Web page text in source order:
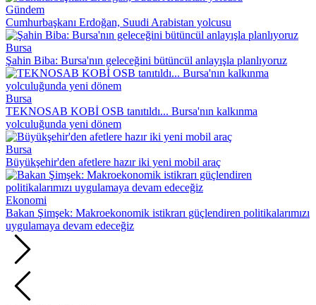
Gündem
Cumhurbaşkanı Erdoğan, Suudi Arabistan yolcusu
Bursa
Şahin Biba: Bursa'nın geleceğini bütüncül anlayışla planlıyoruz
Bursa
TEKNOSAB KOBİ OSB tanıtıldı... Bursa'nın kalkınma
yolculuğunda yeni dönem
Bursa
Büyükşehir'den afetlere hazır iki yeni mobil araç
Ekonomi
Bakan Şimşek: Makroekonomik istikrarı güçlendiren politikalarımızı
uygulamaya devam edeceğiz